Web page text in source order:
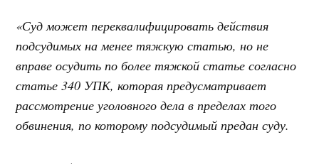
«Суд может переквалифицировать действия
подсудимых на менее тяжкую статью, но не
вправе осудить по более тяжкой статье согласно
статье 340 УПК, которая предусматривает
рассмотрение уголовного дела в пределах того
обвинения, по которому подсудимый предан суду.